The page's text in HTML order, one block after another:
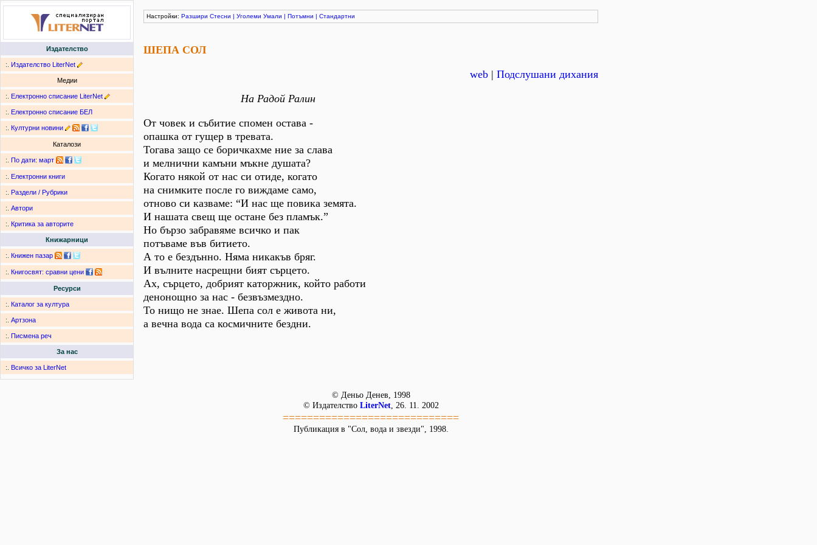
Издателство
:. Издателство LiterNet
Медии
:. Електронно списание LiterNet
:. Електронно списание БЕЛ
:. Културни новини
Каталози
:. По дати: март
:. Електронни книги
:. Раздели / Рубрики
:. Автори
:. Критика за авторите
Книжарници
:. Книжен пазар
:. Книгосвят: сравни цени
Ресурси
:. Каталог за култура
:. Артзона
:. Писмена реч
За нас
:. Всичко за LiterNet
Настройки: Разшири Стесни | Уголеми Умали | Потъмни | Стандартни
ШЕПА СОЛ
web | Подслушани дихания
На Радой Ралин
От човек и събитие спомен остава -
опашка от гущер в тревата.
Тогава защо се боричкахме ние за слава
и мелнични камъни мъкне душата?
Когато някой от нас си отиде, когато
на снимките после го виждаме само,
отново си казваме: “И нас ще повика земята.
И нашата свещ ще остане без пламък.”
Но бързо забравяме всичко и пак
потъваме във битието.
А то е бездънно. Няма никакъв бряг.
И вълните насрещни бият сърцето.
Ах, сърцето, добрият каторжник, който работи
денонощно за нас - безвъзмездно.
То нищо не знае. Шепа сол е живота ни,
а вечна вода са космичните бездни.
© Деньо Денев, 1998
© Издателство LiterNet, 26. 11. 2002
=============================
Публикация в "Сол, вода и звезди", 1998.